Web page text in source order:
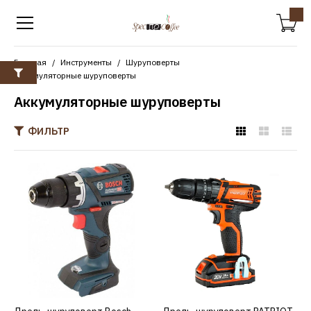
Главная Инструменты
Шуруповерты
Аккумуляторные шуруповерты
Аккумуляторные шуруповерты
ФИЛЬТР
Дрель-шуруповерт Bosch
GSR 18V-60 C
06019G1102
62215р.